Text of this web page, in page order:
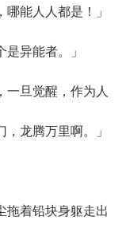
能人人都是！」
异能者。」
旦觉醒，作为人
龙腾万里啊。」
着铅块身躯走出